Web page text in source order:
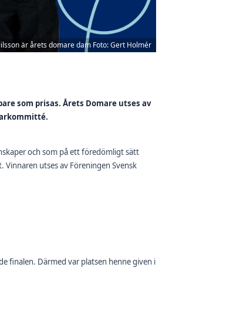
är årets domare dam Foto: Gert Holmér
som prisas. Årets Domare utses av
och som på ett föredömligt sätt
utses av Föreningen Svensk
finalen. Därmed var platsen henne given i